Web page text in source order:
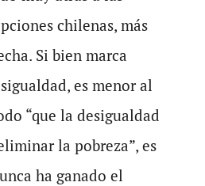
chilenas, más
Si bien marca
es menor al
“que la desigualdad
la pobreza”, es
ha ganado el